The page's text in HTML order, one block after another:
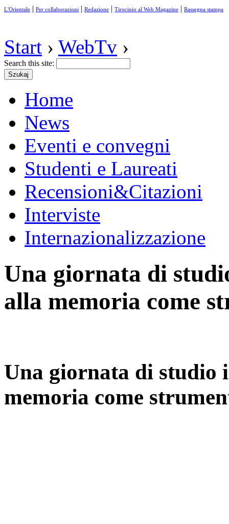
L'Orientale | Per collaborazioni | Redazione | Tirocinio al Web Magazine | Rassegna stampa
Start › WebTv ›
Search this site:
Home
News
Eventi e convegni
Studenti e Laureati
Recensioni&Citazioni
Interviste
Internazionalizzazione
Una giornata di
alla memoria come
Una giornata di studio
memoria come